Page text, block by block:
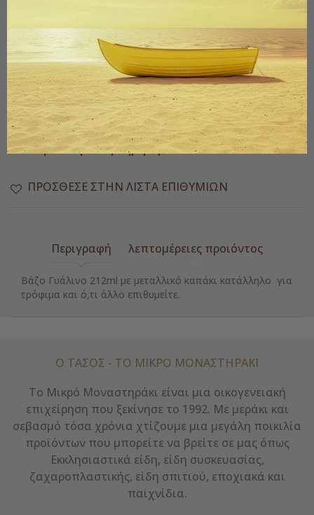
Ποσότητα
ΑΓΟΡΆ
Διαθέσιμο
Παράδοση 1 έως 3 ημέρες
ΠΡΌΣΘΕΣΕ ΣΤΗΝ ΛΊΣΤΑ ΕΠΙΘΥΜΙΏΝ
Περιγραφή λεπτομέρειες προιόντος
Βάζο Γυάλινο 212ml με μεταλλικό καπάκι κατάλληλο για
τρόφιμα και ό,τι άλλο επιθυμείτε.
Ο ΤΑΣΟΣ - ΤΟ ΜΙΚΡΌ ΜΟΝΑΣΤΗΡΆΚΙ
Το Μικρό Μοναστηράκι είναι μια οικογενειακή
επιχείρηση που ξεκίνησε το 1992. Με μεράκι και
σεβασμό τόσα χρόνια χτίζουμε μια μεγάλη ποικιλία
προϊόντων που μπορείτε να βρείτε σε μας όπως
Εκκλησιαστικά είδη, είδη συσκευασίας,
ζαχαροπλαστικής, είδη σπιτιού, εποχιακά και
παιχνίδια.